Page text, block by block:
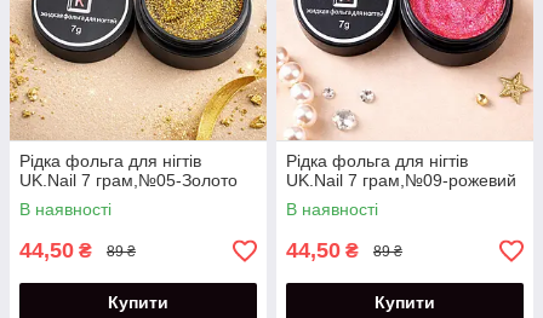
Рідка фольга для нігтів
UK.Nail 7 грам,№05-Золото
В наявності
44,50 ₴ 89 ₴
Купити
Рідка фольга для нігтів
UK.Nail 7 грам,№09-рожевий
В наявності
44,50 ₴ 89 ₴
Купити